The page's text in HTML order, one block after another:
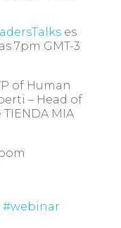
es
7pm GMT-3
of Human
– Head of
MIA
#webinar